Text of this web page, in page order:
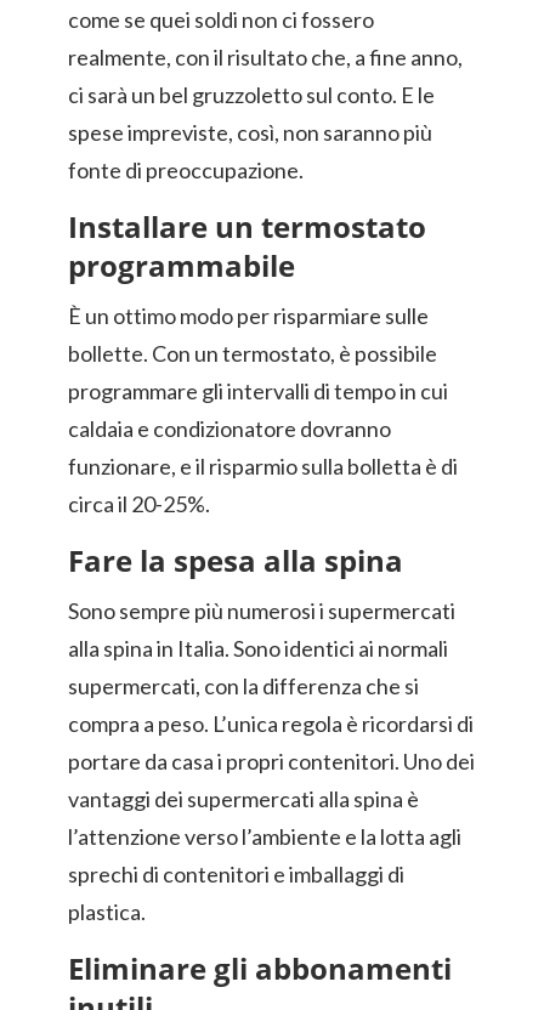
come se quei soldi non ci fossero
realmente, con il risultato che, a fine anno,
ci sarà un bel gruzzoletto sul conto. E le
spese impreviste, così, non saranno più
fonte di preoccupazione.
Installare un termostato
programmabile
È un ottimo modo per risparmiare sulle
bollette. Con un termostato, è possibile
programmare gli intervalli di tempo in cui
caldaia e condizionatore dovranno
funzionare, e il risparmio sulla bolletta è di
circa il 20-25%.
Fare la spesa alla spina
Sono sempre più numerosi i supermercati
alla spina in Italia. Sono identici ai normali
supermercati, con la differenza che si
compra a peso. L’unica regola è ricordarsi di
portare da casa i propri contenitori. Uno dei
vantaggi dei supermercati alla spina è
l’attenzione verso l’ambiente e la lotta agli
sprechi di contenitori e imballaggi di
plastica.
Eliminare gli abbonamenti